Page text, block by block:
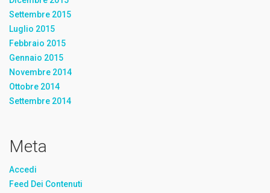
Settembre 2015
Luglio 2015
Febbraio 2015
Gennaio 2015
Novembre 2014
Ottobre 2014
Settembre 2014
Meta
Accedi
Feed Dei Contenuti